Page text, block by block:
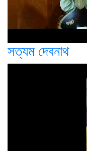
সত্যম দেবনাথ